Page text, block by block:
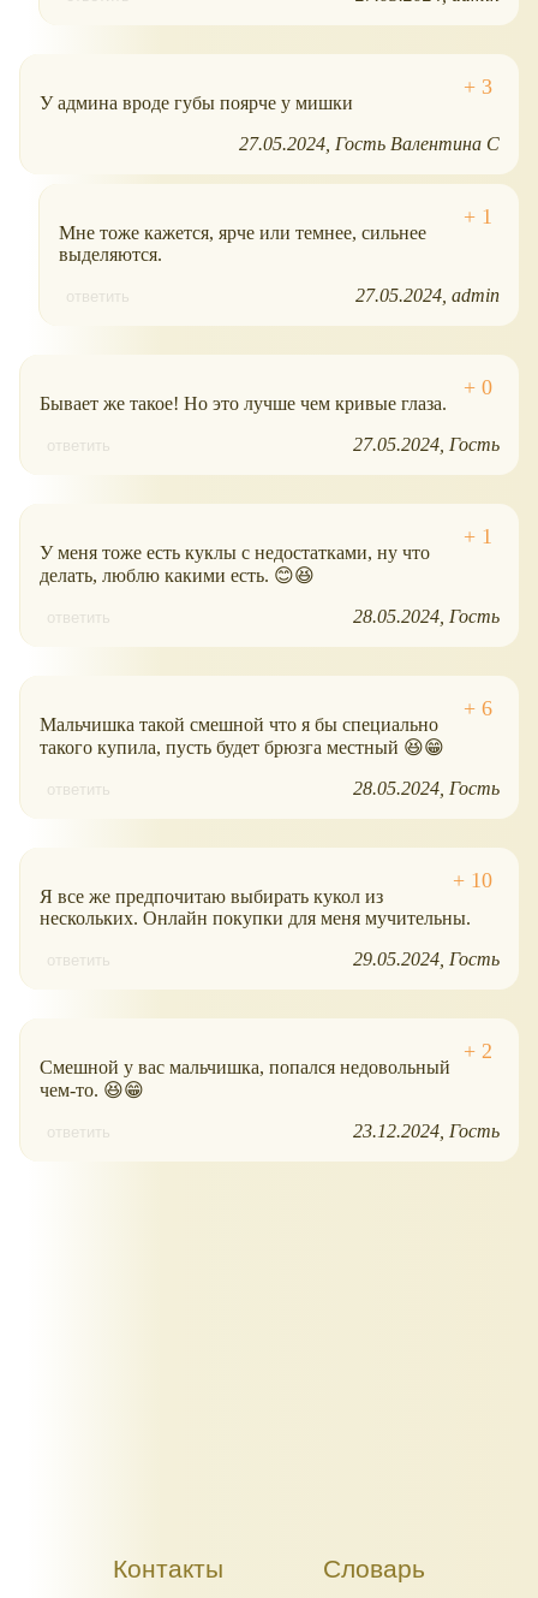
У админа вроде губы поярче у мишки
27.05.2024 Гость Валентина С
Мне тоже кажется, ярче или темнее, сильнее
выделяются.
ответить 27.05.2024 admin
Бывает же такое! Но это лучше чем кривые глаза.
ответить 27.05.2024 Гость
У меня тоже есть куклы с недостатками, ну что
делать, люблю какими есть. 😊😆
ответить 28.05.2024 Гость
Мальчишка такой смешной что я бы специально
такого купила, пусть будет брюзга местный 😆😁
ответить 28.05.2024 Гость
Я все же предпочитаю выбирать кукол из
нескольких. Онлайн покупки для меня мучительны.
ответить 29.05.2024 Гость
Смешной у вас мальчишка, попался недовольный
чем-то. 😆😁
ответить 23.12.2024 Гость
Контакты Словарь